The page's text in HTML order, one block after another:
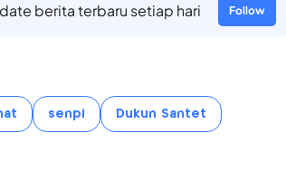
berita terbaru setiap hari Follow
senpi Dukun Santet